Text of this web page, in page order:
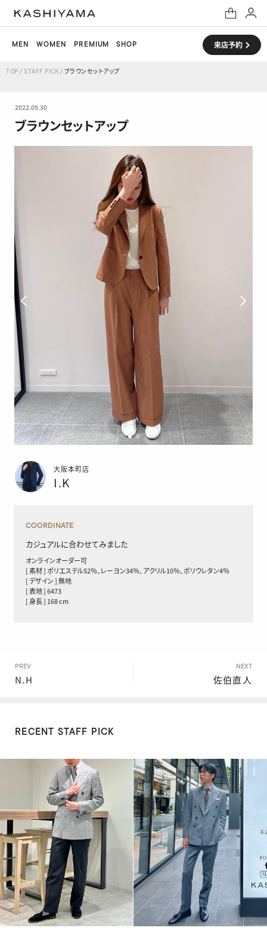
MEN WOMEN PREMIUM SHOP 来店予約
TOP / STAFF PICK / ブラウンセットアップ
2022.09.30
ブラウンセットアップ
大阪本町店
I.K
COORDINATE
カジュアルに合わせてみました
オンラインオーダー可
[ 素材 ] ポリエステル52％、レーヨン34％、アクリル10％、ポリウレタン4％
[ デザイン ] 無地
[ 表地 ] 6473
[ 身長 ] 168 cm
PREV
N.H
NEXT
佐伯直人
RECENT STAFF PICK